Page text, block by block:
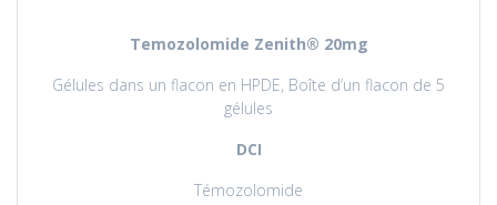
Temozolomide Zenith® 20mg
Gélules dans un flacon en HPDE, Boîte d’un flacon de 5
gélules
DCI
Témozolomide